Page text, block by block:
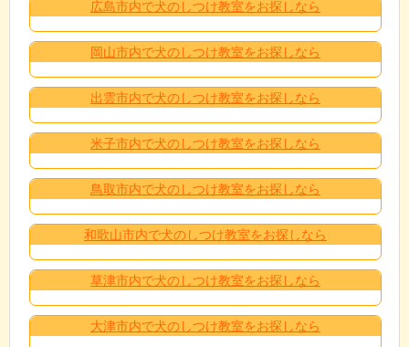
広島市内で犬のしつけ教室をお探しなら
岡山市内で犬のしつけ教室をお探しなら
出雲市内で犬のしつけ教室をお探しなら
米子市内で犬のしつけ教室をお探しなら
鳥取市内で犬のしつけ教室をお探しなら
和歌山市内で犬のしつけ教室をお探しなら
草津市内で犬のしつけ教室をお探しなら
大津市内で犬のしつけ教室をお探しなら